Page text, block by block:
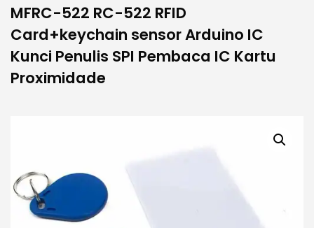
MFRC-522 RC-522 RFID
Card+keychain sensor Arduino IC
Kunci Penulis SPI Pembaca IC Kartu
Proximidade